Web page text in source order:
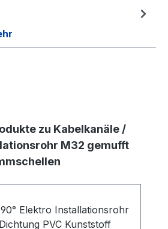
zu Kabelkanäle /
M32 gemufft